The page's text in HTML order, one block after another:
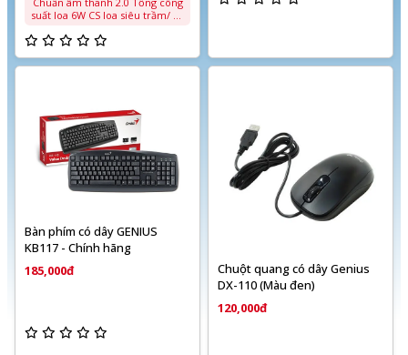
suất loa 6W CS loa siêu trầm/ vệ
Điều khiển từ xa Không Cổng tín
Vân gỗ
Bàn phím có dây GENIUS
KB117 - Chính hãng
185,000đ
Chuột quang có dây Genius
DX-110 (Màu đen)
120,000đ